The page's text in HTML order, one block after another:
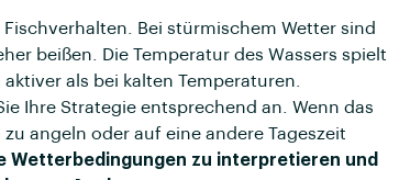
Bei stürmischem Wetter sind
beißen. Die Temperatur des Wassers spielt
als bei kalten Temperaturen.
Ihre Strategie entsprechend an. Wenn das
angeln oder auf eine andere Tageszeit
Wetterbedingungen zu interpretieren und